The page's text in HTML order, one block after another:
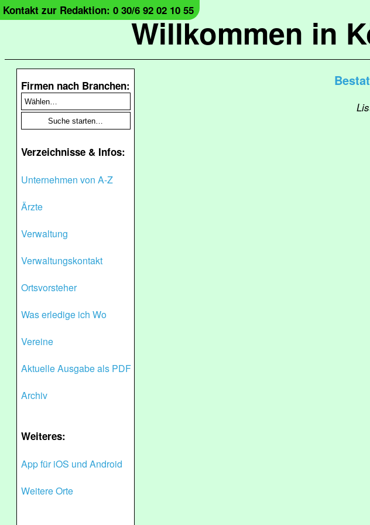
Willkommen in
Kontakt zur Redaktion: 0 30/6 92 02 10 55
Firmen nach Branchen:
Verzeichnisse & Infos:
Unternehmen von A-Z
Ärzte
Verwaltung
Verwaltungskontakt
Ortsvorsteher
Was erledige ich Wo
Vereine
Aktuelle Ausgabe als PDF
Archiv
Weiteres:
App für iOS und Android
Weitere Orte